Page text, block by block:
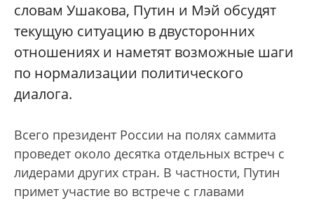
словам Ушакова, Путин и Мэй обсудят
текущую ситуацию в двусторонних
отношениях и наметят возможные шаги
по нормализации политического
диалога.
Всего президент России на полях саммита
проведет около десятка отдельных встреч с
лидерами других стран. В частности, Путин
примет участие во встрече с главами